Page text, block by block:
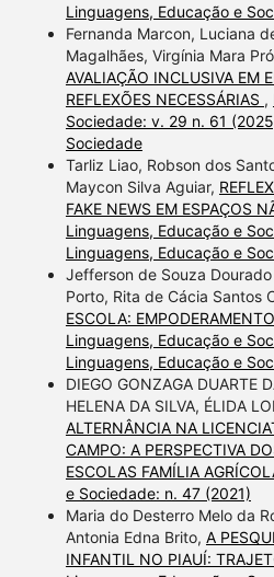
Linguagens, Educação e
Fernanda Marcon, Luciana
Magalhães, Virgínia Mara
AVALIAÇÃO INCLUSIVA EM
REFLEXÕES NECESSÁRIAS ,
Sociedade: v. 29 n. 61
Sociedade
Tarliz Liao, Robson dos
Maycon Silva Aguiar,
FAKE NEWS EM ESPAÇOS
Linguagens, Educação e
Linguagens, Educação e
Jefferson de Souza
Porto, Rita de Cácia Santos
ESCOLA:
Linguagens, Educação e
Linguagens, Educação e
DIEGO GONZAGA DUARTE
HELENA DA SILVA, ÉLIDA
ALTERNÂNCIA NA
CAMPO: A PERSPECTIVA
ESCOLAS FAMÍLIA
e Sociedade: n. 47 (2021)
Maria do Desterro Melo da
Antonia Edna Brito, A
INFANTIL NO PIAUÍ: